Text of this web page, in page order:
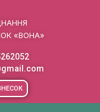
«ВОНА»